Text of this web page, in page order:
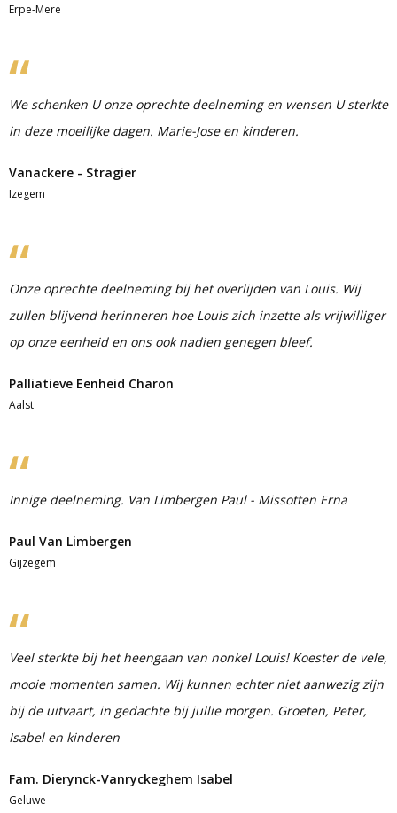
Erpe-Mere
We schenken U onze oprechte deelneming en wensen U sterkte
in deze moeilijke dagen. Marie-Jose en kinderen.
Vanackere - Stragier
Izegem
Onze oprechte deelneming bij het overlijden van Louis. Wij
zullen blijvend herinneren hoe Louis zich inzette als vrijwilliger
op onze eenheid en ons ook nadien genegen bleef.
Palliatieve Eenheid Charon
Aalst
Innige deelneming. Van Limbergen Paul - Missotten Erna
Paul Van Limbergen
Gijzegem
Veel sterkte bij het heengaan van nonkel Louis! Koester de vele,
mooie momenten samen. Wij kunnen echter niet aanwezig zijn
bij de uitvaart, in gedachte bij jullie morgen. Groeten, Peter,
Isabel en kinderen
Fam. Dierynck-Vanryckeghem Isabel
Geluwe